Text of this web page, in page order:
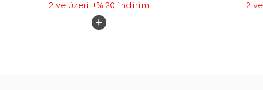
2 ve üzeri +% 20 indirim 2